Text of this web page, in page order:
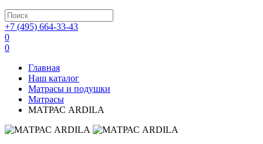
+7 (495) 664-33-43
0
0
Главная
Наш каталог
Матрасы и подушки
Матрасы
МАТРАС ARDILA